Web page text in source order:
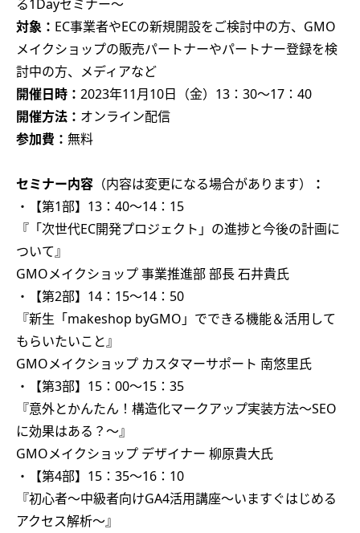
る1Dayセミナー～
対象： EC事業者やECの新規開設をご検討中の方、GMO
メイクショップの販売パートナーやパートナー登録を検
討中の方、メディアなど
開催日時： 2023年11月10日（金）13：30～17：40
開催方法： オンライン配信
参加費： 無料
セミナー内容 （内容は変更になる場合があります）
：
・【第1部】13：40～14：15
『「次世代EC開発プロジェクト」の進捗と今後の計画に
ついて』
GMOメイクショップ 事業推進部 部長 石井貴氏
・【第2部】14：15～14：50
『新生「makeshop byGMO」でできる機能＆活用して
もらいたいこと』
GMOメイクショップ カスタマーサポート 南悠里氏
・【第3部】15：00～15：35
『意外とかんたん！構造化マークアップ実装方法～SEO
に効果はある？～』
GMOメイクショップ デザイナー 柳原貴大氏
・【第4部】15：35～16：10
『初心者～中級者向けGA4活用講座～いますぐはじめる
アクセス解析～』